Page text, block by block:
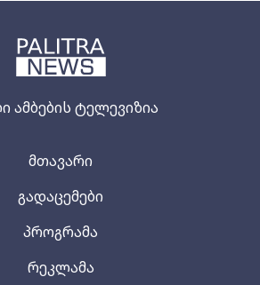
ამბების ტელევიზია
მთავარი
გადაცემები
პროგრამა
რეკლამა